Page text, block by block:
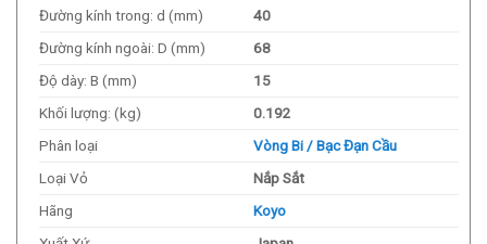
Đường kính trong: d (mm)
40
Đường kính ngoài: D (mm)
68
Độ dày: B (mm)
15
Khối lượng: (kg)
0.192
Phân loại
Vòng Bi / Bạc Đạn Cầu
Loại Vỏ
Nắp Sắt
Hãng
Koyo